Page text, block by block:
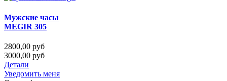
Мужские часы
MEGIR 305
2800,00 руб
3000,00 руб
Детали
Уведомить меня